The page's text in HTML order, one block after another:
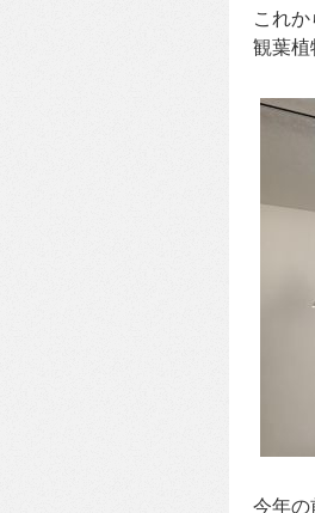
これ
観葉植
今年の